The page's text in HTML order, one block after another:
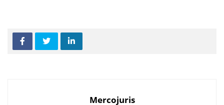
Mercojuris